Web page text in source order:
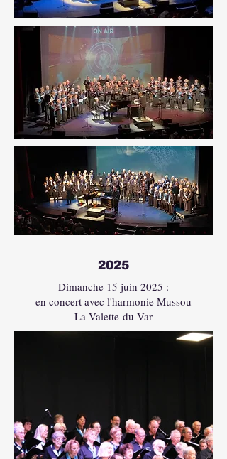
2025
Dimanche 15 juin 2025 :
en concert avec l'harmonie Mussou
La Valette-du-Var